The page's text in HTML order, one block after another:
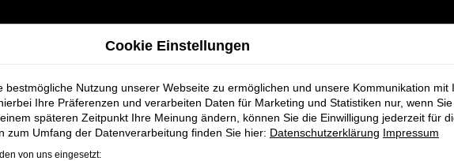
Bremervörde bei Schmidt + Koch
Cookie Einstellungen
bestmögliche Nutzung unserer Webseite zu ermöglichen und unsere Kommunikation mit
Ihre Präferenzen und verarbeiten Daten für Marketing und Statistiken nur, wenn
späteren Zeitpunkt Ihre Meinung ändern, können Sie die Einwilligung jederzeit für
zum Umfang der Datenverarbeitung finden Sie hier: Datenschutzerklärung Impressum
von uns eingesetzt: